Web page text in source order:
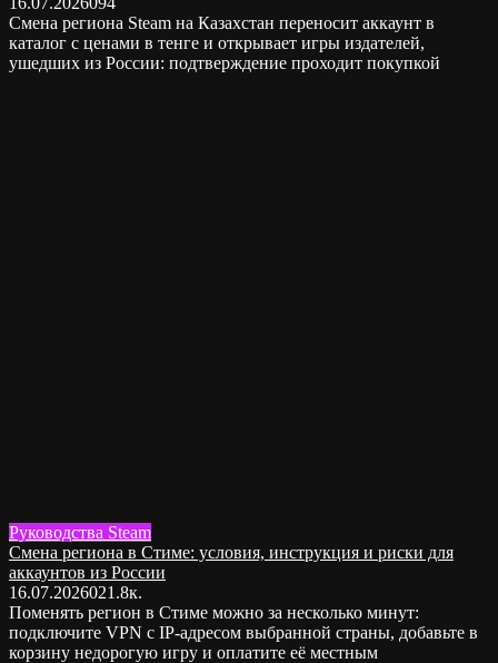
Смена региона Steam на Казахстан переносит аккаунт в
каталог с ценами в тенге и открывает игры издателей,
ушедших из России: подтверждение проходит покупкой
Руководства Steam
Смена региона в Стиме: условия, инструкция и риски для
аккаунтов из России
16.07.2026021.8к.
Поменять регион в Стиме можно за несколько минут:
подключите VPN с IP-адресом выбранной страны, добавьте в
корзину недорогую игру и оплатите её местным